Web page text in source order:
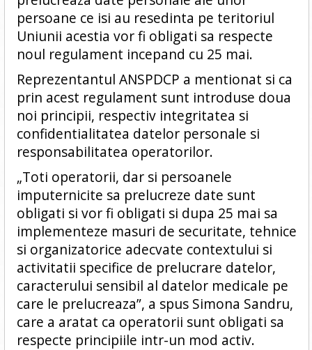
persoane ce isi au resedinta pe teritoriul
Uniunii acestia vor fi obligati sa respecte
noul regulament incepand cu 25 mai.
Reprezentantul ANSPDCP a mentionat si ca
prin acest regulament sunt introduse doua
noi principii, respectiv integritatea si
confidentialitatea datelor personale si
responsabilitatea operatorilor.
„Toti operatorii, dar si persoanele
imputernicite sa prelucreze date sunt
obligati si vor fi obligati si dupa 25 mai sa
implementeze masuri de securitate, tehnice
si organizatorice adecvate contextului si
activitatii specifice de prelucrare datelor,
caracterului sensibil al datelor medicale pe
care le prelucreaza”, a spus Simona Sandru,
care a aratat ca operatorii sunt obligati sa
respecte principiile intr-un mod activ.